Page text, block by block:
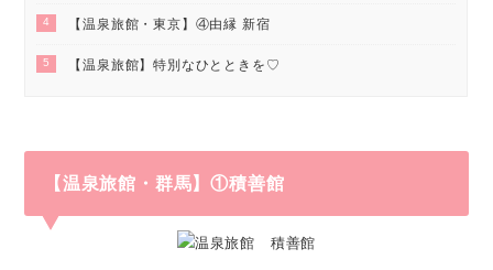
4 【温泉旅館・東京】④由縁 新宿
5 【温泉旅館】特別なひとときを♡
【温泉旅館・群馬】①積善館